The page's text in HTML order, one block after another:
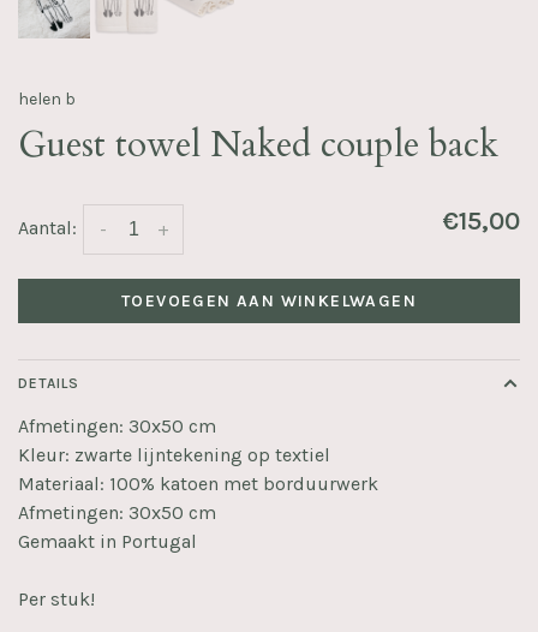
helen b
Guest towel Naked couple back
Aantal: +
- €15,00
TOEVOEGEN AAN WINKELWAGEN
DETAILS
Afmetingen: 30x50 cm
Kleur: zwarte lijntekening op textiel
Materiaal: 100% katoen met borduurwerk
Afmetingen: 30x50 cm
Gemaakt in Portugal
Per stuk!